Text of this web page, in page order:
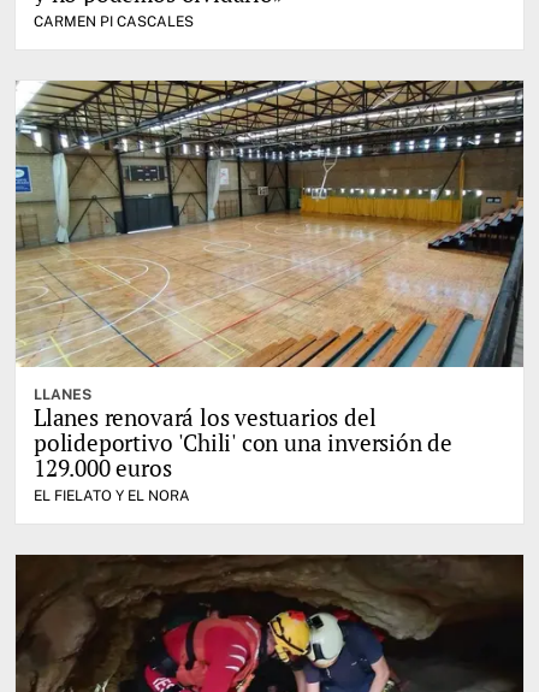
CARMEN PI CASCALES
LLANES
Llanes renovará los vestuarios del
polideportivo 'Chili' con una inversión de
129.000 euros
EL FIELATO Y EL NORA